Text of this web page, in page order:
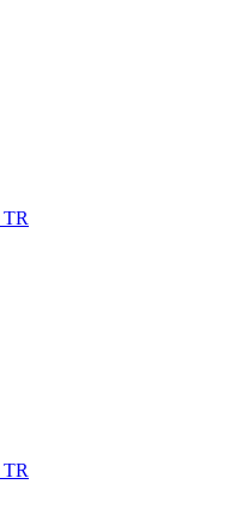
TR
TR